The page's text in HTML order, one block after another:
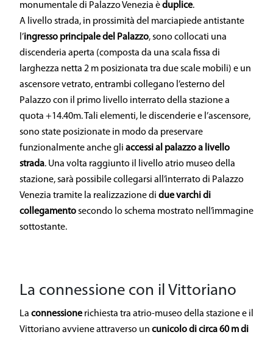
monumentale di Palazzo Venezia èduplice.
A livello strada, in prossimità del marciapiede antistante
l’ingresso principale del Palazzo, sono collocati una
discenderia aperta (composta da una scala fissa di
larghezza netta 2 m posizionata tra due scale mobili) e un
ascensore vetrato, entrambi collegano l’esterno del
Palazzo con il primo livello interrato della stazione a
quota +14.40m. Tali elementi, le discenderie e l’ascensore,
sono state posizionate in modo da preservare
funzionalmente anche gli accessi al palazzo a livello
strada. Una volta raggiunto il livello atrio museo della
stazione, sarà possibile collegarsi all’interrato di Palazzo
Venezia tramite la realizzazione di due varchi di
collegamentosecondo lo schema mostrato nell’immagine
sottostante.
La connessione con il Vittoriano
La connessione richiesta tra atrio-museo della stazione e il
Vittoriano avviene attraverso un cunicolo di circa 60 m di